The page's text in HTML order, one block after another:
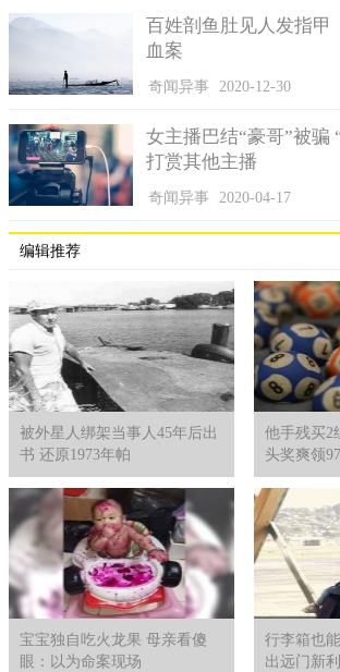
百姓剖鱼肚见人发指
血案
奇闻异事 2020-12-30
女主播巴结“豪哥”被骗
打赏其他主播
奇闻异事 2020-04-17
编辑推荐
被外星人绑架当事人45年后出
书 还原1973年帕
他手残买2
头奖爽领
宝宝独自吃火龙果 母亲看傻
眼：以为命案现场
行李箱也
出远门新